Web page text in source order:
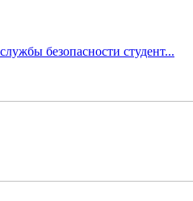
безопасности студент...